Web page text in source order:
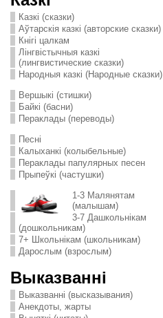
Казкі (сказки)
Аўтарскія казкі (авторские сказки)
Кнігі цалкам
Лінгвістычныя казкі
(лингвистические сказки)
Народныя казкі (Народные сказки)
Вершыкі (стишки)
Байкі (басни)
Пераклады (переводы)
Песні
Калыханкі (колыбельные)
Пераклады папулярных песен
Прыпеўкі (частушки)
1-3 Малянятам
(малышам)
3-7 Дашкольнікам
(дошкольникам)
7+ Школьнікам (школьникам)
Дарослым (взрослым)
Выказванні
Выказванні (высказывания)
Анекдоты, жарты